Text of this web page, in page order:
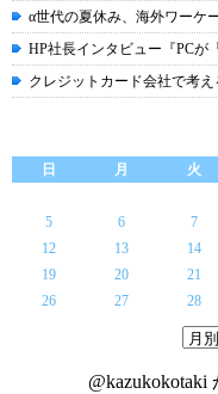
α世代の夏休み、海外ワーケ
HP社長インタビュー『PCが
クレジットカード会社で考
日
月 火
5
6 7
12
13 14
19
20 21
26
27 28
@kazukokotaki